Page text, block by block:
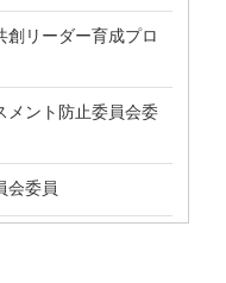
リーダー育成プロ
メント防止委員会委
会委員